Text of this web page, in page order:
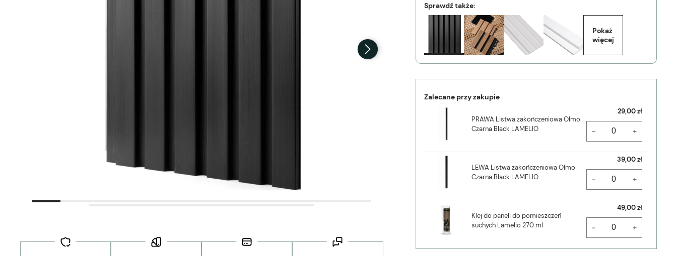
Sprawdź także:
Pokaż
więcej
Zalecane przy zakupie
PRAWA Listwa zakończeniowa Olmo
Czarna Black LAMELIO
29,00 zł
- +
LEWA Listwa zakończeniowa Olmo
Czarna Black LAMELIO
39,00 zł
- +
Klej do paneli do pomieszczeń
suchych Lamelio 270 ml
49,00 zł
- +